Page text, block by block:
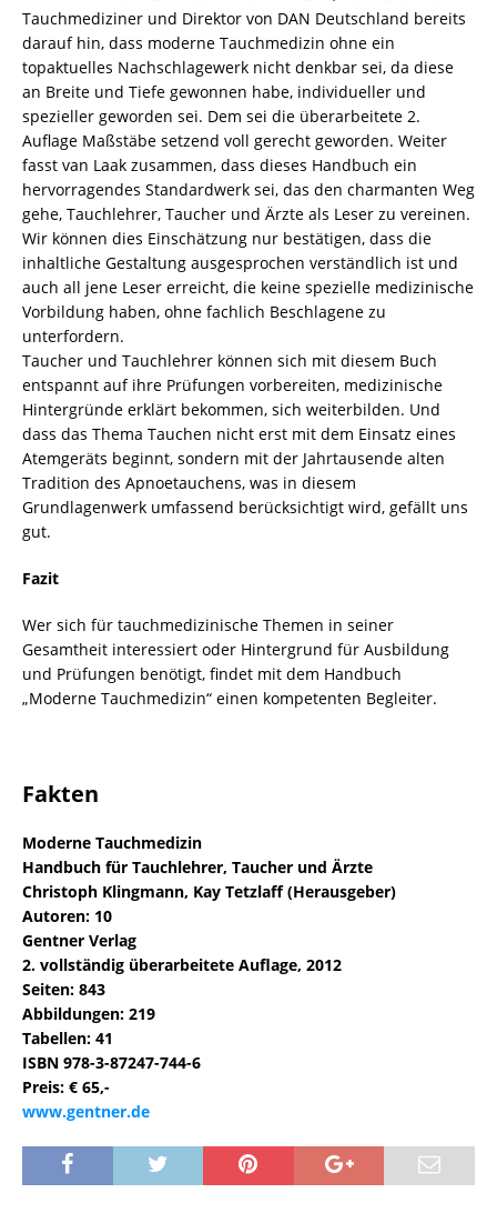
Tauchmediziner und Direktor von DAN Deutschland bereits
darauf hin, dass moderne Tauchmedizin ohne ein
topaktuelles Nachschlagewerk nicht denkbar sei, da diese
an Breite und Tiefe gewonnen habe, individueller und
spezieller geworden sei. Dem sei die überarbeitete 2.
Auflage Maßstäbe setzend voll gerecht geworden. Weiter
fasst van Laak zusammen, dass dieses Handbuch ein
hervorragendes Standardwerk sei, das den charmanten Weg
gehe, Tauchlehrer, Taucher und Ärzte als Leser zu vereinen.
Wir können dies Einschätzung nur bestätigen, dass die
inhaltliche Gestaltung ausgesprochen verständlich ist und
auch all jene Leser erreicht, die keine spezielle medizinische
Vorbildung haben, ohne fachlich Beschlagene zu
unterfordern.
Taucher und Tauchlehrer können sich mit diesem Buch
entspannt auf ihre Prüfungen vorbereiten, medizinische
Hintergründe erklärt bekommen, sich weiterbilden. Und
dass das Thema Tauchen nicht erst mit dem Einsatz eines
Atemgeräts beginnt, sondern mit der Jahrtausende alten
Tradition des Apnoetauchens, was in diesem
Grundlagenwerk umfassend berücksichtigt wird, gefällt uns
gut.
Fazit
Wer sich für tauchmedizinische Themen in seiner
Gesamtheit interessiert oder Hintergrund für Ausbildung
und Prüfungen benötigt, findet mit dem Handbuch
„Moderne Tauchmedizin“ einen kompetenten Begleiter.
Fakten
Moderne Tauchmedizin
Handbuch für Tauchlehrer, Taucher und Ärzte
Christoph Klingmann, Kay Tetzlaff (Herausgeber)
Autoren: 10
Gentner Verlag
2. vollständig überarbeitete Auflage, 2012
Seiten: 843
Abbildungen: 219
Tabellen: 41
ISBN 978-3-87247-744-6
Preis: € 65,-
www.gentner.de